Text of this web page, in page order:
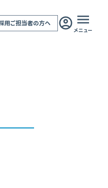
用ご担当者の方へ
メニュー